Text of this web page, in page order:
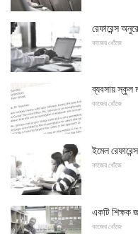
রেফারেন্স
কাজের খোঁজে
ব্যবসায় স্কুল
কাজের খোঁজে
ইমেল
কাজের খোঁজে
একটি শিক্ষক
কাজের খোঁজে